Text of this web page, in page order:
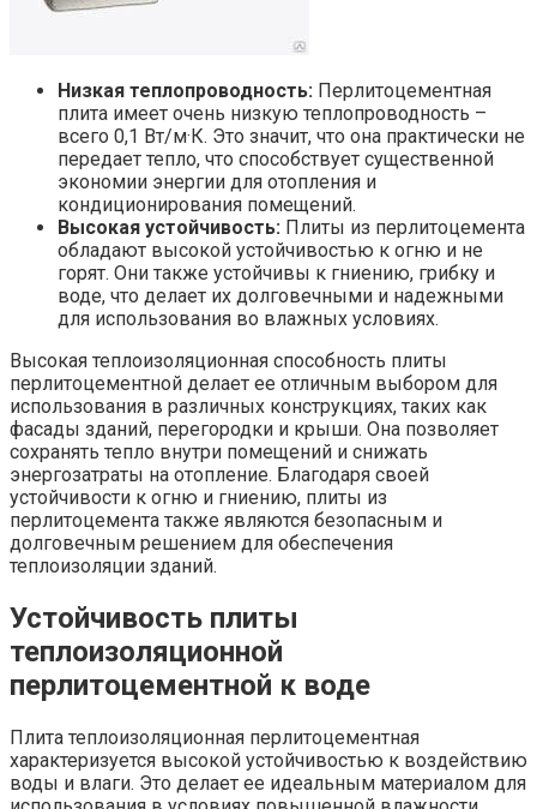
Низкая теплопроводность: Перлитоцементная
плита имеет очень низкую теплопроводность –
всего 0,1 Вт/м·К. Это значит, что она практически не
передает тепло, что способствует существенной
экономии энергии для отопления и
кондиционирования помещений.
Высокая устойчивость: Плиты из перлитоцемента
обладают высокой устойчивостью к огню и не
горят. Они также устойчивы к гниению, грибку и
воде, что делает их долговечными и надежными
для использования во влажных условиях.
Высокая теплоизоляционная способность плиты
перлитоцементной делает ее отличным выбором для
использования в различных конструкциях, таких как
фасады зданий, перегородки и крыши. Она позволяет
сохранять тепло внутри помещений и снижать
энергозатраты на отопление. Благодаря своей
устойчивости к огню и гниению, плиты из
перлитоцемента также являются безопасным и
долговечным решением для обеспечения
теплоизоляции зданий.
Устойчивость плиты
теплоизоляционной
перлитоцементной к воде
Плита теплоизоляционная перлитоцементная
характеризуется высокой устойчивостью к воздействию
воды и влаги. Это делает ее идеальным материалом для